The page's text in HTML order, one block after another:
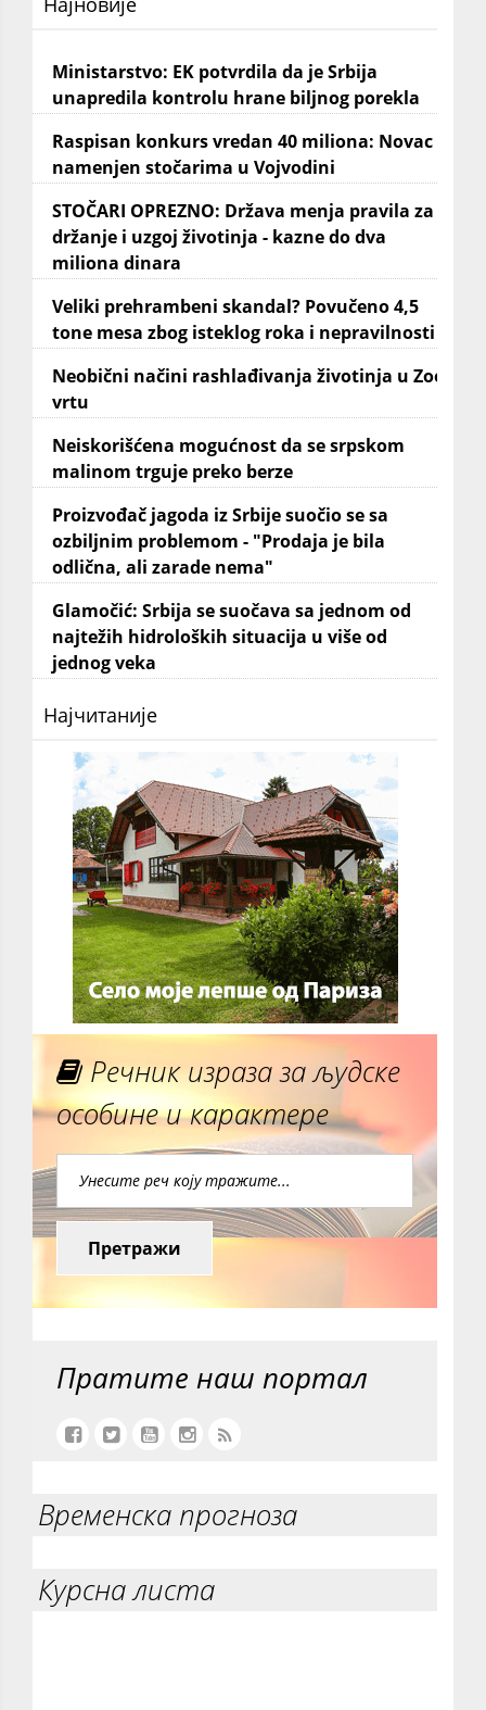
Ministarstvo: EK potvrdila da je Srbija
unapredila kontrolu hrane biljnog porekla
Raspisan konkurs vredan 40 miliona: Novac
namenjen stočarima u Vojvodini
STOČARI OPREZNO: Država menja pravila za
držanje i uzgoj životinja - kazne do dva
miliona dinara
Veliki prehrambeni skandal? Povučeno 4,5
tone mesa zbog isteklog roka i nepravilnosti
Neobični načini rashlađivanja životinja u Zoo
vrtu
Neiskorišćena mogućnost da se srpskom
malinom trguje preko berze
Proizvođač jagoda iz Srbije suočio se sa
ozbiljnim problemom - "Prodaja je bila
odlična, ali zarade nema"
Glamočić: Srbija se suočava sa jednom od
najtežih hidroloških situacija u više od
jednog veka
Најчитаније
Речник израза за људске
особине и карактере
Претражи
Пратите наш портал
Временска прогноза
Курсна листа